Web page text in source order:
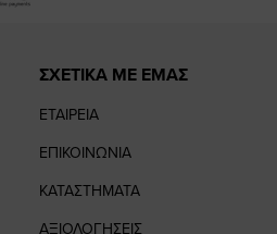
ΣΧΕΤΙΚΑ ΜΕ ΕΜΑΣ
ΕΤΑΙΡΕΙΑ
ΕΠΙΚΟΙΝΩΝΙΑ
ΚΑΤΑΣΤΗΜΑΤΑ
ΑΞΙΟΛΟΓΗΣΕΙΣ